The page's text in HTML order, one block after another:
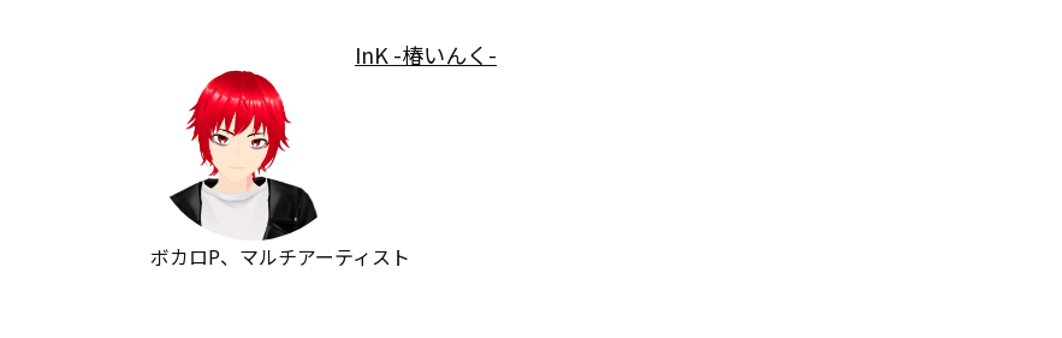
InK -椿いんく-
ボカロP、マルチアーティスト